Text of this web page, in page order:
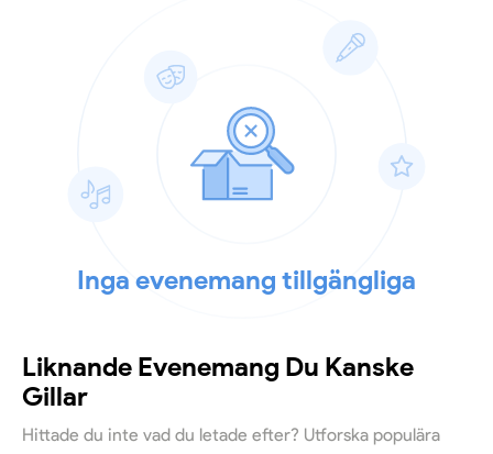
Inga evenemang tillgängliga
Liknande Evenemang Du Kanske
Gillar
Hittade du inte vad du letade efter? Utforska populära